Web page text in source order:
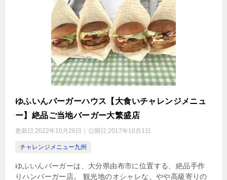
ゆふいんバーガーハウス【大食いチャレンジメニュ
ー】絶品ご当地バーガー大繁盛店
更新日:2022年10月26日 公開日:2017年10月1日
チャレンジメニュー九州
ゆふいんバーガーは、大分県由布市に位置する、絶品手作
りハンバーガー店。 観光地のオシャレな、やや高級寄りの